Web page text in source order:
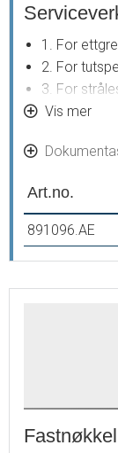
1. For
2. For
3. For
4. For M24
6. For
8. For
Vis mer
Art.no.
891096.AE
Fastnøkkel